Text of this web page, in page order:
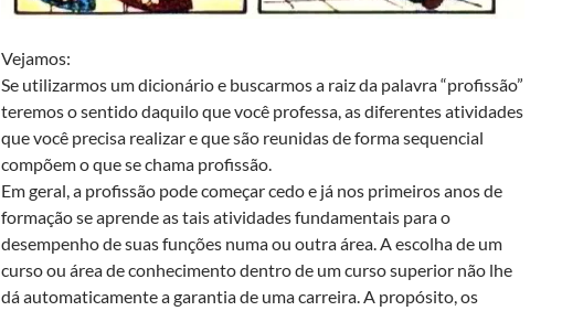
Vejamos:
Se utilizarmos um dicionário e buscarmos a raiz da palavra “profissão”
teremos o sentido daquilo que você professa, as diferentes atividades
que você precisa realizar e que são reunidas de forma sequencial
compõem o que se chama profissão.
Em geral, a profissão pode começar cedo e já nos primeiros anos de
formação se aprende as tais atividades fundamentais para o
desempenho de suas funções numa ou outra área. A escolha de um
curso ou área de conhecimento dentro de um curso superior não lhe
dá automaticamente a garantia de uma carreira. A propósito, os